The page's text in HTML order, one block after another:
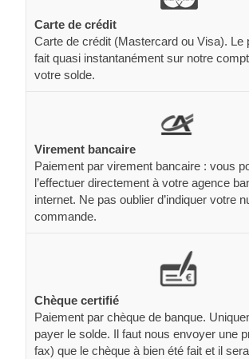
Carte de crédit
Carte de crédit (Mastercard ou Visa). Le
fait quasi instantanément sur notre
votre solde.
Virement bancaire
Paiement par virement bancaire : vous
l’effectuer directement à votre agence
internet. Ne pas oublier d’indiquer votre
commande.
Chèque certifié
Paiement par chèque de banque.
payer le solde. Il faut nous envoyer une
fax) que le chèque à bien été fait et il